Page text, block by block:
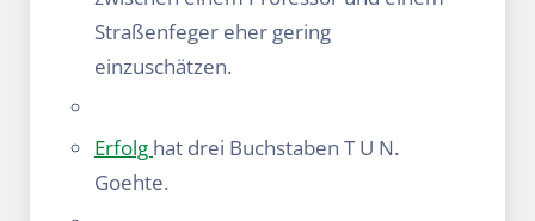
Straßenfeger eher gering
einzuschätzen.
Erfolg hat drei Buchstaben T U N.
Goehte.